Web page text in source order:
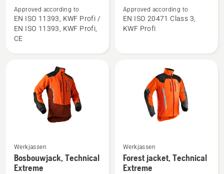
over
Kettingzaagbroek,
Technical
Extreme
Approved according to
EN ISO 11393, KWF Profi /
EN ISO 11393, KWF Profi,
CE
over
Bos
high-
Approved according to
EN ISO 20471 Class 3,
KWF Profi
Bekijk
meer
details
Werkjassen
Bosbouwjack, Technical
Extreme
Bekijk
meer
details
Werkjassen
Forest jacket, Technical
Extreme